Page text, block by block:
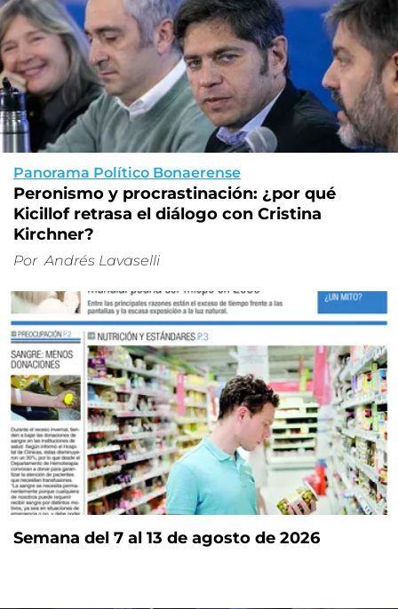
Panorama Político Bonaerense
Peronismo y procrastinación: ¿por qué
Kicillof retrasa el diálogo con Cristina
Kirchner?
Por Andrés Lavaselli
Semana del 7 al 13 de agosto de 2026